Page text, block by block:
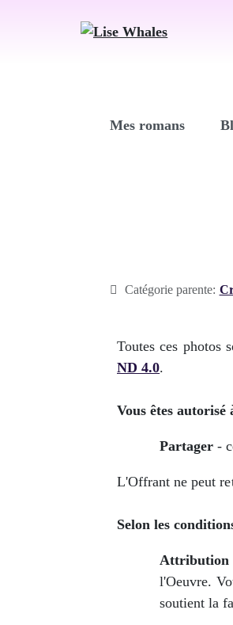
Mes romans
Catégorie parente:
Toutes ces photos
ND 4.0.
Vous êtes autorisé
Partager -
L'Offrant ne peut
Selon les
Attribution
l'Oeuvre.
soutient la